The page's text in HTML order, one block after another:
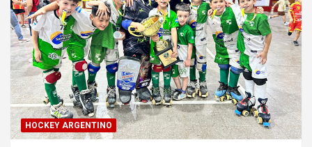
HOCKEY ARGENTINO